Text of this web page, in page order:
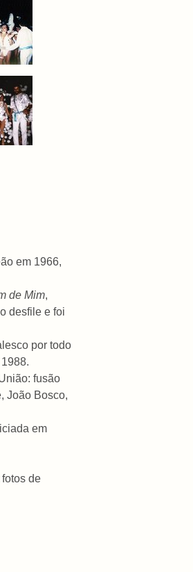
em 1966,
de Mim,
desfile e foi
por todo
fusão
João Bosco,
em
de